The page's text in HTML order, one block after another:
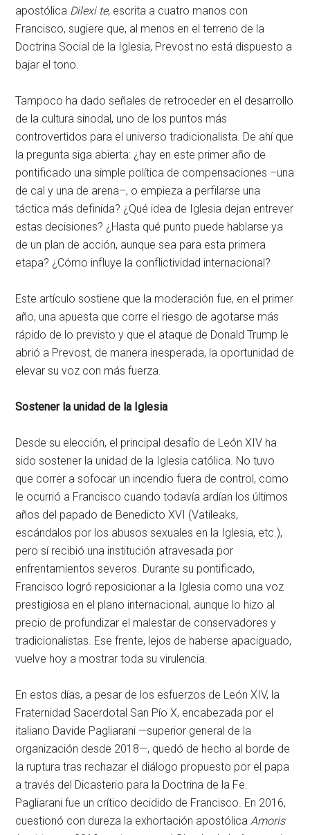
apostólica Dilexi te, escrita a cuatro manos con
Francisco, sugiere que, al menos en el terreno de la
Doctrina Social de la Iglesia, Prevost no está dispuesto a
bajar el tono.
Tampoco ha dado señales de retroceder en el desarrollo
de la cultura sinodal, uno de los puntos más
controvertidos para el universo tradicionalista. De ahí que
la pregunta siga abierta: ¿hay en este primer año de
pontificado una simple política de compensaciones –una
de cal y una de arena–, o empieza a perfilarse una
táctica más definida? ¿Qué idea de Iglesia dejan entrever
estas decisiones? ¿Hasta qué punto puede hablarse ya
de un plan de acción, aunque sea para esta primera
etapa? ¿Cómo influye la conflictividad internacional?
Este artículo sostiene que la moderación fue, en el primer
año, una apuesta que corre el riesgo de agotarse más
rápido de lo previsto y que el ataque de Donald Trump le
abrió a Prevost, de manera inesperada, la oportunidad de
elevar su voz con más fuerza.
Sostener la unidad de la Iglesia
Desde su elección, el principal desafío de León XIV ha
sido sostener la unidad de la Iglesia católica. No tuvo
que correr a sofocar un incendio fuera de control, como
le ocurrió a Francisco cuando todavía ardían los últimos
años del papado de Benedicto XVI (Vatileaks,
escándalos por los abusos sexuales en la Iglesia, etc.),
pero sí recibió una institución atravesada por
enfrentamientos severos. Durante su pontificado,
Francisco logró reposicionar a la Iglesia como una voz
prestigiosa en el plano internacional, aunque lo hizo al
precio de profundizar el malestar de conservadores y
tradicionalistas. Ese frente, lejos de haberse apaciguado,
vuelve hoy a mostrar toda su virulencia.
En estos días, a pesar de los esfuerzos de León XIV, la
Fraternidad Sacerdotal San Pío X, encabezada por el
italiano Davide Pagliarani —superior general de la
organización desde 2018—, quedó de hecho al borde de
la ruptura tras rechazar el diálogo propuesto por el papa
a través del Dicasterio para la Doctrina de la Fe.
Pagliarani fue un crítico decidido de Francisco. En 2016,
cuestionó con dureza la exhortación apostólica Amoris